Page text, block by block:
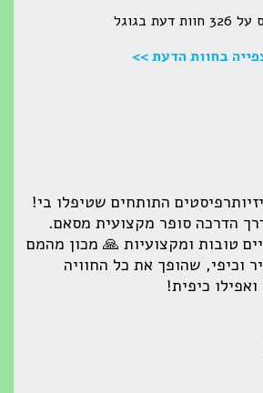
דעת בגוגל
בחוות הדעת >>
התותחים שטיפלו בי!
הדרכה סופר מקצועית מסאם.
טובות ומקצועיות 🙏 מכון מהמם
וכיפי, שהופך את כל החוויה
כיפית!